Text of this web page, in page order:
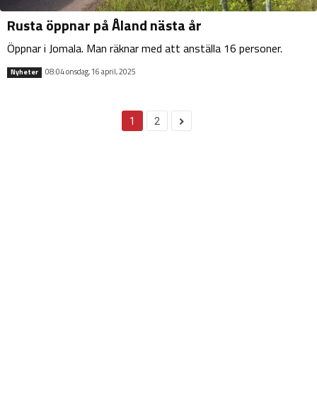
Rusta öppnar på Åland nästa år
Öppnar i Jomala. Man räknar med att anställa 16 personer.
Nyheter 08:04 onsdag, 16 april, 2025
1 2